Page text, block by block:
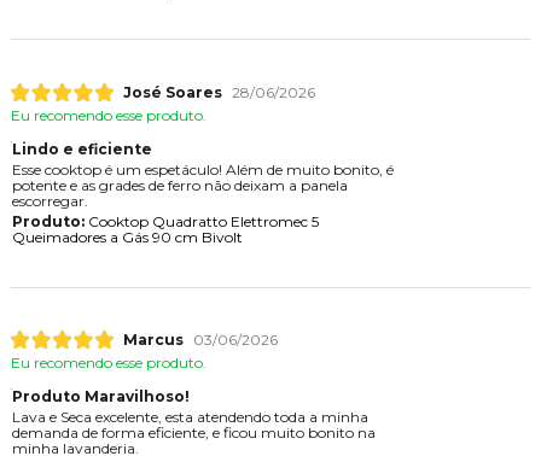
José Soares 28/06/2026
Eu recomendo esse produto.
Lindo e eficiente
Esse cooktop é um espetáculo! Além de muito bonito, é
potente e as grades de ferro não deixam a panela
escorregar.
Produto:Cooktop Quadratto Elettromec 5
Queimadores a Gás 90 cm Bivolt
Marcus
03/06/2026
Eu recomendo esse produto.
Produto Maravilhoso!
Lava e Seca excelente, esta atendendo toda a minha
demanda de forma eficiente, e ficou muito bonito na
minha lavanderia.